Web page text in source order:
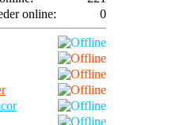
online: 0